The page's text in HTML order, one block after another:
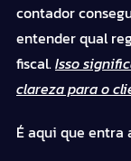
contador
entender qual
fiscal.Isso
clareza para o
É aqui que entra